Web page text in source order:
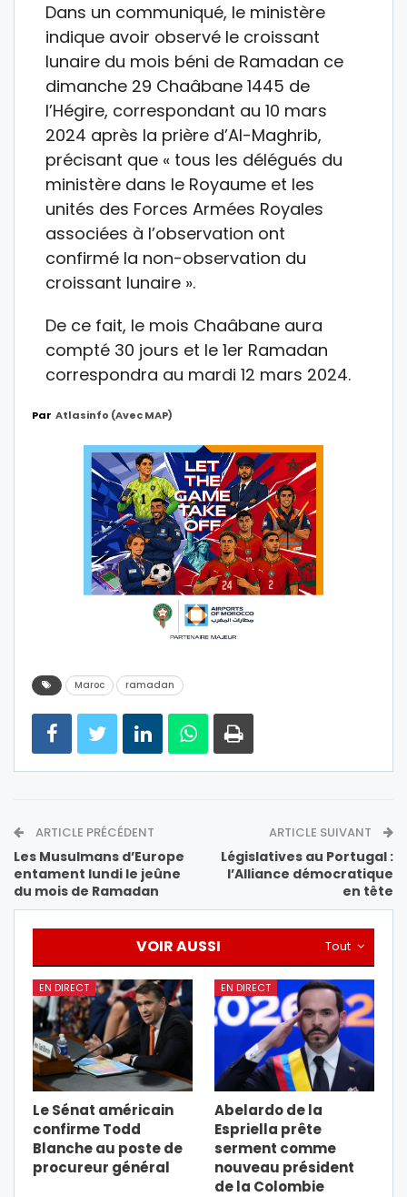
Dans un communiqué, le ministère
indique avoir observé le croissant
lunaire du mois béni de Ramadan ce
dimanche 29 Chaâbane 1445 de
l’Hégire, correspondant au 10 mars
2024 après la prière d’Al-Maghrib,
précisant que « tous les délégués du
ministère dans le Royaume et les
unités des Forces Armées Royales
associées à l’observation ont
confirmé la non-observation du
croissant lunaire ».
De ce fait, le mois Chaâbane aura
compté 30 jours et le 1er Ramadan
correspondra au mardi 12 mars 2024.
Par Atlasinfo (avec MAP)
Maroc ramadan
ARTICLE PRÉCÉDENT
Les Musulmans d’Europe
entament lundi le jeûne
du mois de Ramadan
ARTICLE SUIVANT
Législatives au Portugal :
l’Alliance démocratique
en tête
Tout
VOIR AUSSI
EN DIRECT
Le Sénat américain
confirme Todd
Blanche au poste de
procureur général
EN DIRECT
Abelardo de la
Espriella prête
serment comme
nouveau président
de la Colombie